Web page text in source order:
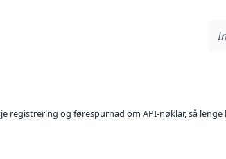
registrering og førespurnad om API-nøklar, så